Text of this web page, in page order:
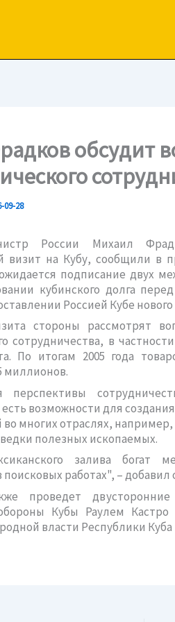
обсудит
09-28
России Михаил
визит на Кубу, сообщили в
подписание двух
кубинского долга
Россией Кубе
стороны рассмотрят
сотрудничества, в
По итогам 2005 года
миллионов.
перспективы
возможности для
многих отраслях,
полезных ископаемых.
залива богат
поисковых работах", – добавил
проведет
Кубы Раулем Кастро
власти Республики